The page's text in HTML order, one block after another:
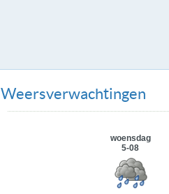
Weersverwachtingen
woensdag
5-08